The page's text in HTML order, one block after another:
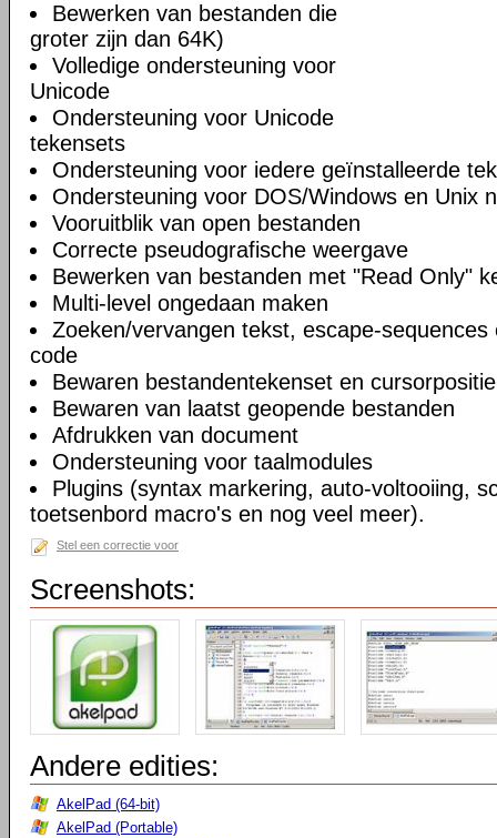
Bewerken van bestanden die
groter zijn dan 64K)
Volledige ondersteuning voor
Unicode
Ondersteuning voor Unicode
tekensets
Ondersteuning voor iedere geïnstalleerde
Ondersteuning voor DOS/Windows en Unix
Vooruitblik van open bestanden
Correcte pseudografische weergave
Bewerken van bestanden met "Read Only"
Multi-level ongedaan maken
Zoeken/vervangen tekst, escape-sequences
code
Bewaren bestandentekenset en cursorpositie
Bewaren van laatst geopende bestanden
Afdrukken van document
Ondersteuning voor taalmodules
Plugins (syntax markering, auto-voltooiing,
toetsenbord macro's en nog veel meer).
Stel een correctie voor
Screenshots:
Andere edities:
AkelPad (64-bit)
AkelPad (Portable)